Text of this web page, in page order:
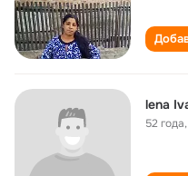
lena
52 года,